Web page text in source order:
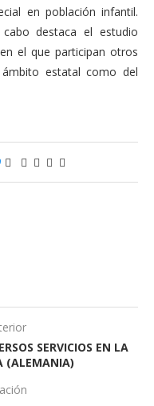
en población infantil.
destaca el estudio
el que participan otros
estatal como del
SERVICIOS EN LA
(ALEMANIA)